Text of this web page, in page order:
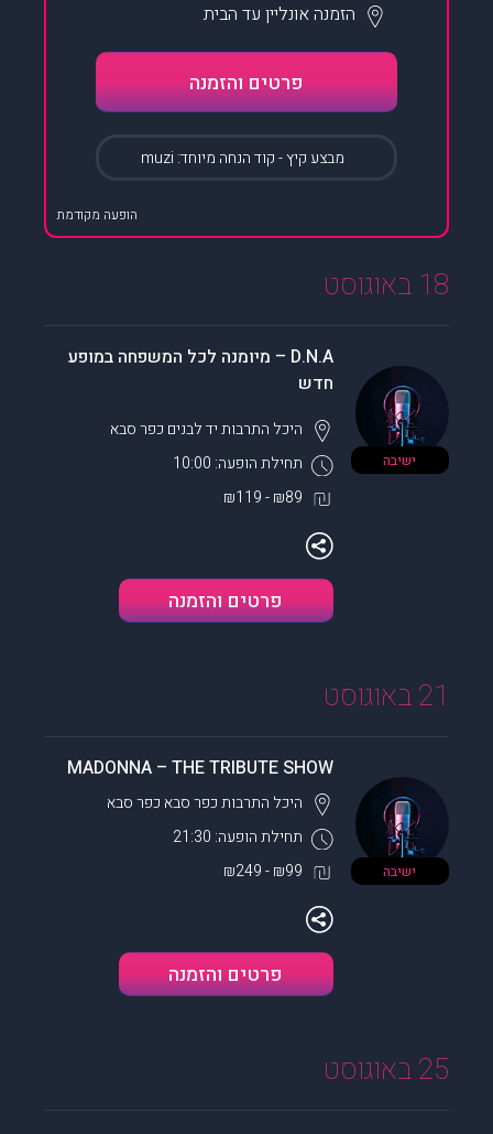
הזמנה אונליין עד הבית
פרטים והזמנה
מבצע קיץ - קוד הנחה מיוחד: muzi
הופעה מקודמת
18 באוגוסט
ישיבה
D.N.A – מיומנה לכל המשפחה במופע
חדש
תחילת הופעה: 10:00
היכל התרבות יד לבנים כפר סבא
₪89 - ₪119
פרטים והזמנה
21 באוגוסט
ישיבה
MADONNA – THE TRIBUTE SHOW
תחילת הופעה: 21:30
היכל התרבות כפר סבא כפר סבא
₪99 - ₪249
פרטים והזמנה
25 באוגוסט